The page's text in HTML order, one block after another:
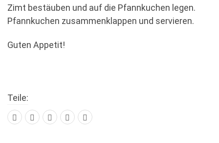
Zimt bestäuben und auf die Pfannkuchen legen.
Pfannkuchen zusammenklappen und servieren.
Guten Appetit!
Teile: